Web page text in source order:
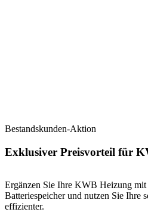
Bestandskunden-Aktion
Exklusiver Preisvorteil für
Ergänzen Sie Ihre KWB Heizung
Batteriespeicher und nutzen Sie Ihre
effizienter.